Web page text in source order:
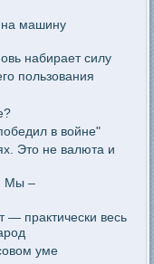
на машину
набирает силу
пользования
в войне"
Это не валюта и
Мы –
— практически весь
уме